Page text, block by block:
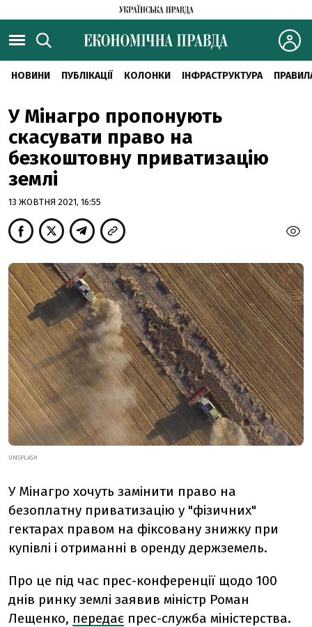
НОВИНИ ПУБЛІКАЦІЇ КОЛОНКИ ІНФРАСТРУКТУРА
У Мінагро пропонують
скасувати право на
безкоштовну приватизацію
землі
13 ЖОВТНЯ 2021, 16:55
UNSPLASH
У Мінагро хочуть замінити право на
безоплатну приватизацію у "фізичних"
гектарах правом на фіксовану знижку при
купівлі і отриманні в оренду держземель.
Про це під час прес-конференції щодо 100
днів ринку землі заявив міністр Роман
Лещенко, передає прес-служба міністерства.